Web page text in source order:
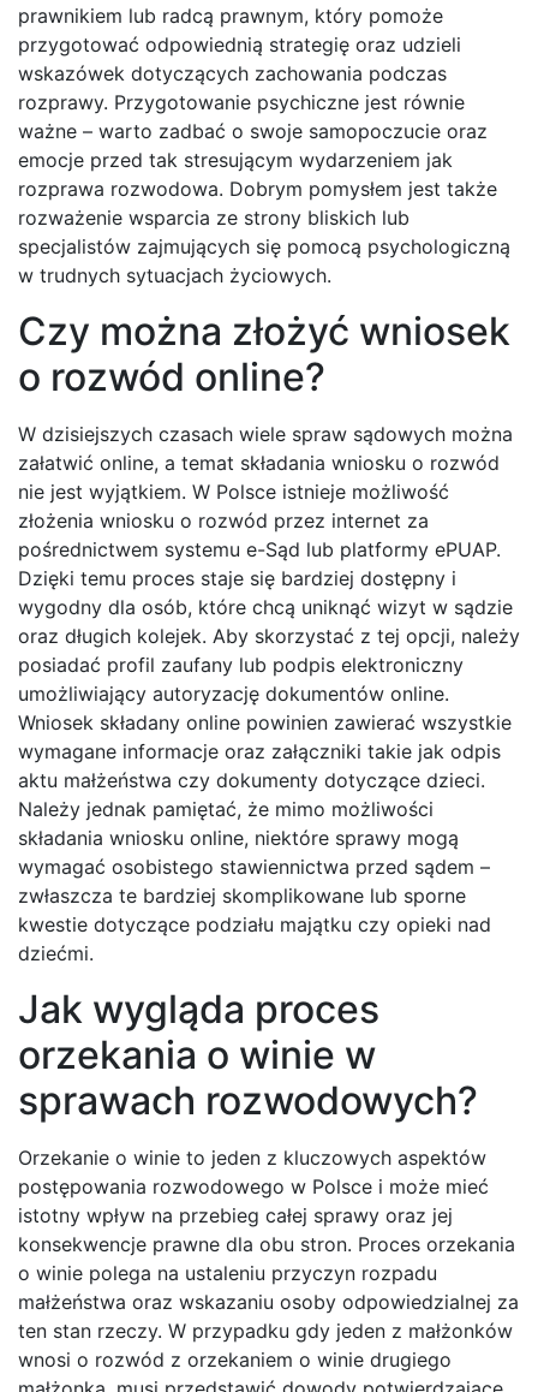
prawnikiem lub radcą prawnym, który pomoże
przygotować odpowiednią strategię oraz udzieli
wskazówek dotyczących zachowania podczas
rozprawy. Przygotowanie psychiczne jest równie
ważne – warto zadbać o swoje samopoczucie oraz
emocje przed tak stresującym wydarzeniem jak
rozprawa rozwodowa. Dobrym pomysłem jest także
rozważenie wsparcia ze strony bliskich lub
specjalistów zajmujących się pomocą psychologiczną
w trudnych sytuacjach życiowych.
Czy można złożyć wniosek
o rozwód online?
W dzisiejszych czasach wiele spraw sądowych można
załatwić online, a temat składania wniosku o rozwód
nie jest wyjątkiem. W Polsce istnieje możliwość
złożenia wniosku o rozwód przez internet za
pośrednictwem systemu e-Sąd lub platformy ePUAP.
Dzięki temu proces staje się bardziej dostępny i
wygodny dla osób, które chcą uniknąć wizyt w sądzie
oraz długich kolejek. Aby skorzystać z tej opcji, należy
posiadać profil zaufany lub podpis elektroniczny
umożliwiający autoryzację dokumentów online.
Wniosek składany online powinien zawierać wszystkie
wymagane informacje oraz załączniki takie jak odpis
aktu małżeństwa czy dokumenty dotyczące dzieci.
Należy jednak pamiętać, że mimo możliwości
składania wniosku online, niektóre sprawy mogą
wymagać osobistego stawiennictwa przed sądem –
zwłaszcza te bardziej skomplikowane lub sporne
kwestie dotyczące podziału majątku czy opieki nad
dziećmi.
Jak wygląda proces
orzekania o winie w
sprawach rozwodowych?
Orzekanie o winie to jeden z kluczowych aspektów
postępowania rozwodowego w Polsce i może mieć
istotny wpływ na przebieg całej sprawy oraz jej
konsekwencje prawne dla obu stron. Proces orzekania
o winie polega na ustaleniu przyczyn rozpadu
małżeństwa oraz wskazaniu osoby odpowiedzialnej za
ten stan rzeczy. W przypadku gdy jeden z małżonków
wnosi o rozwód z orzekaniem o winie drugiego